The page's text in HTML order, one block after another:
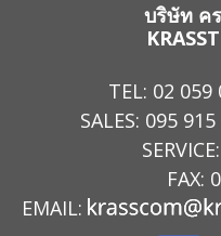
บริษัท ค
TEL: 02 059
SALES: 095 915
SERVICE:
FAX:
EMAIL: